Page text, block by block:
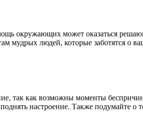
окружающих может оказаться
мудрых людей, которые заботятся о
так как возможны моменты
настроение. Также подумайте